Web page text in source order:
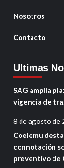
Nosotros
Contacto
Ultimas
SAG amplía
vigencia de
8 de agosto de
Coelemu
connotación
preventivo de